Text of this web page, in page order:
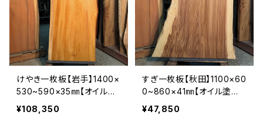
けやき一枚板【岩手】1400×
530~590×35㎜【オイル塗
装 仕上げ済み】
¥108,350
すぎ一枚板【秋田】1100×60
0~860×41㎜【オイル塗装
仕上げ済み】
¥47,850